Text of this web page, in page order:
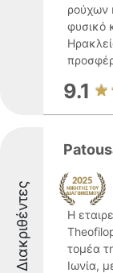
ρούχων
φυσικό
9.1
Διακριθέντες
Η
τομέα
Ιωνία,